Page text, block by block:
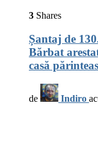
3 Shares
Șantaj de
Bărbat
casă
de Indiro